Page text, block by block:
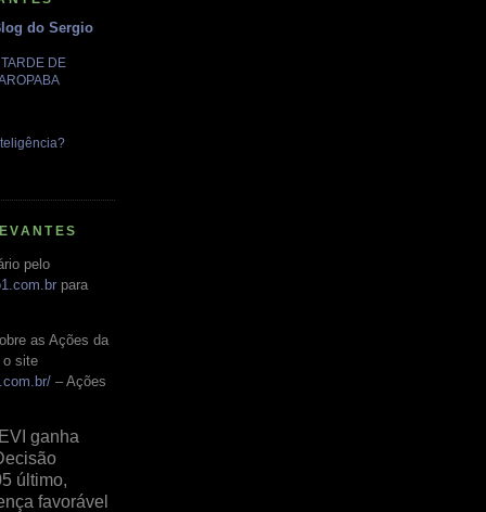
do Sergio
DE
pelo
para
as Ações da
o site
– Ações
ganha
último,
favorável